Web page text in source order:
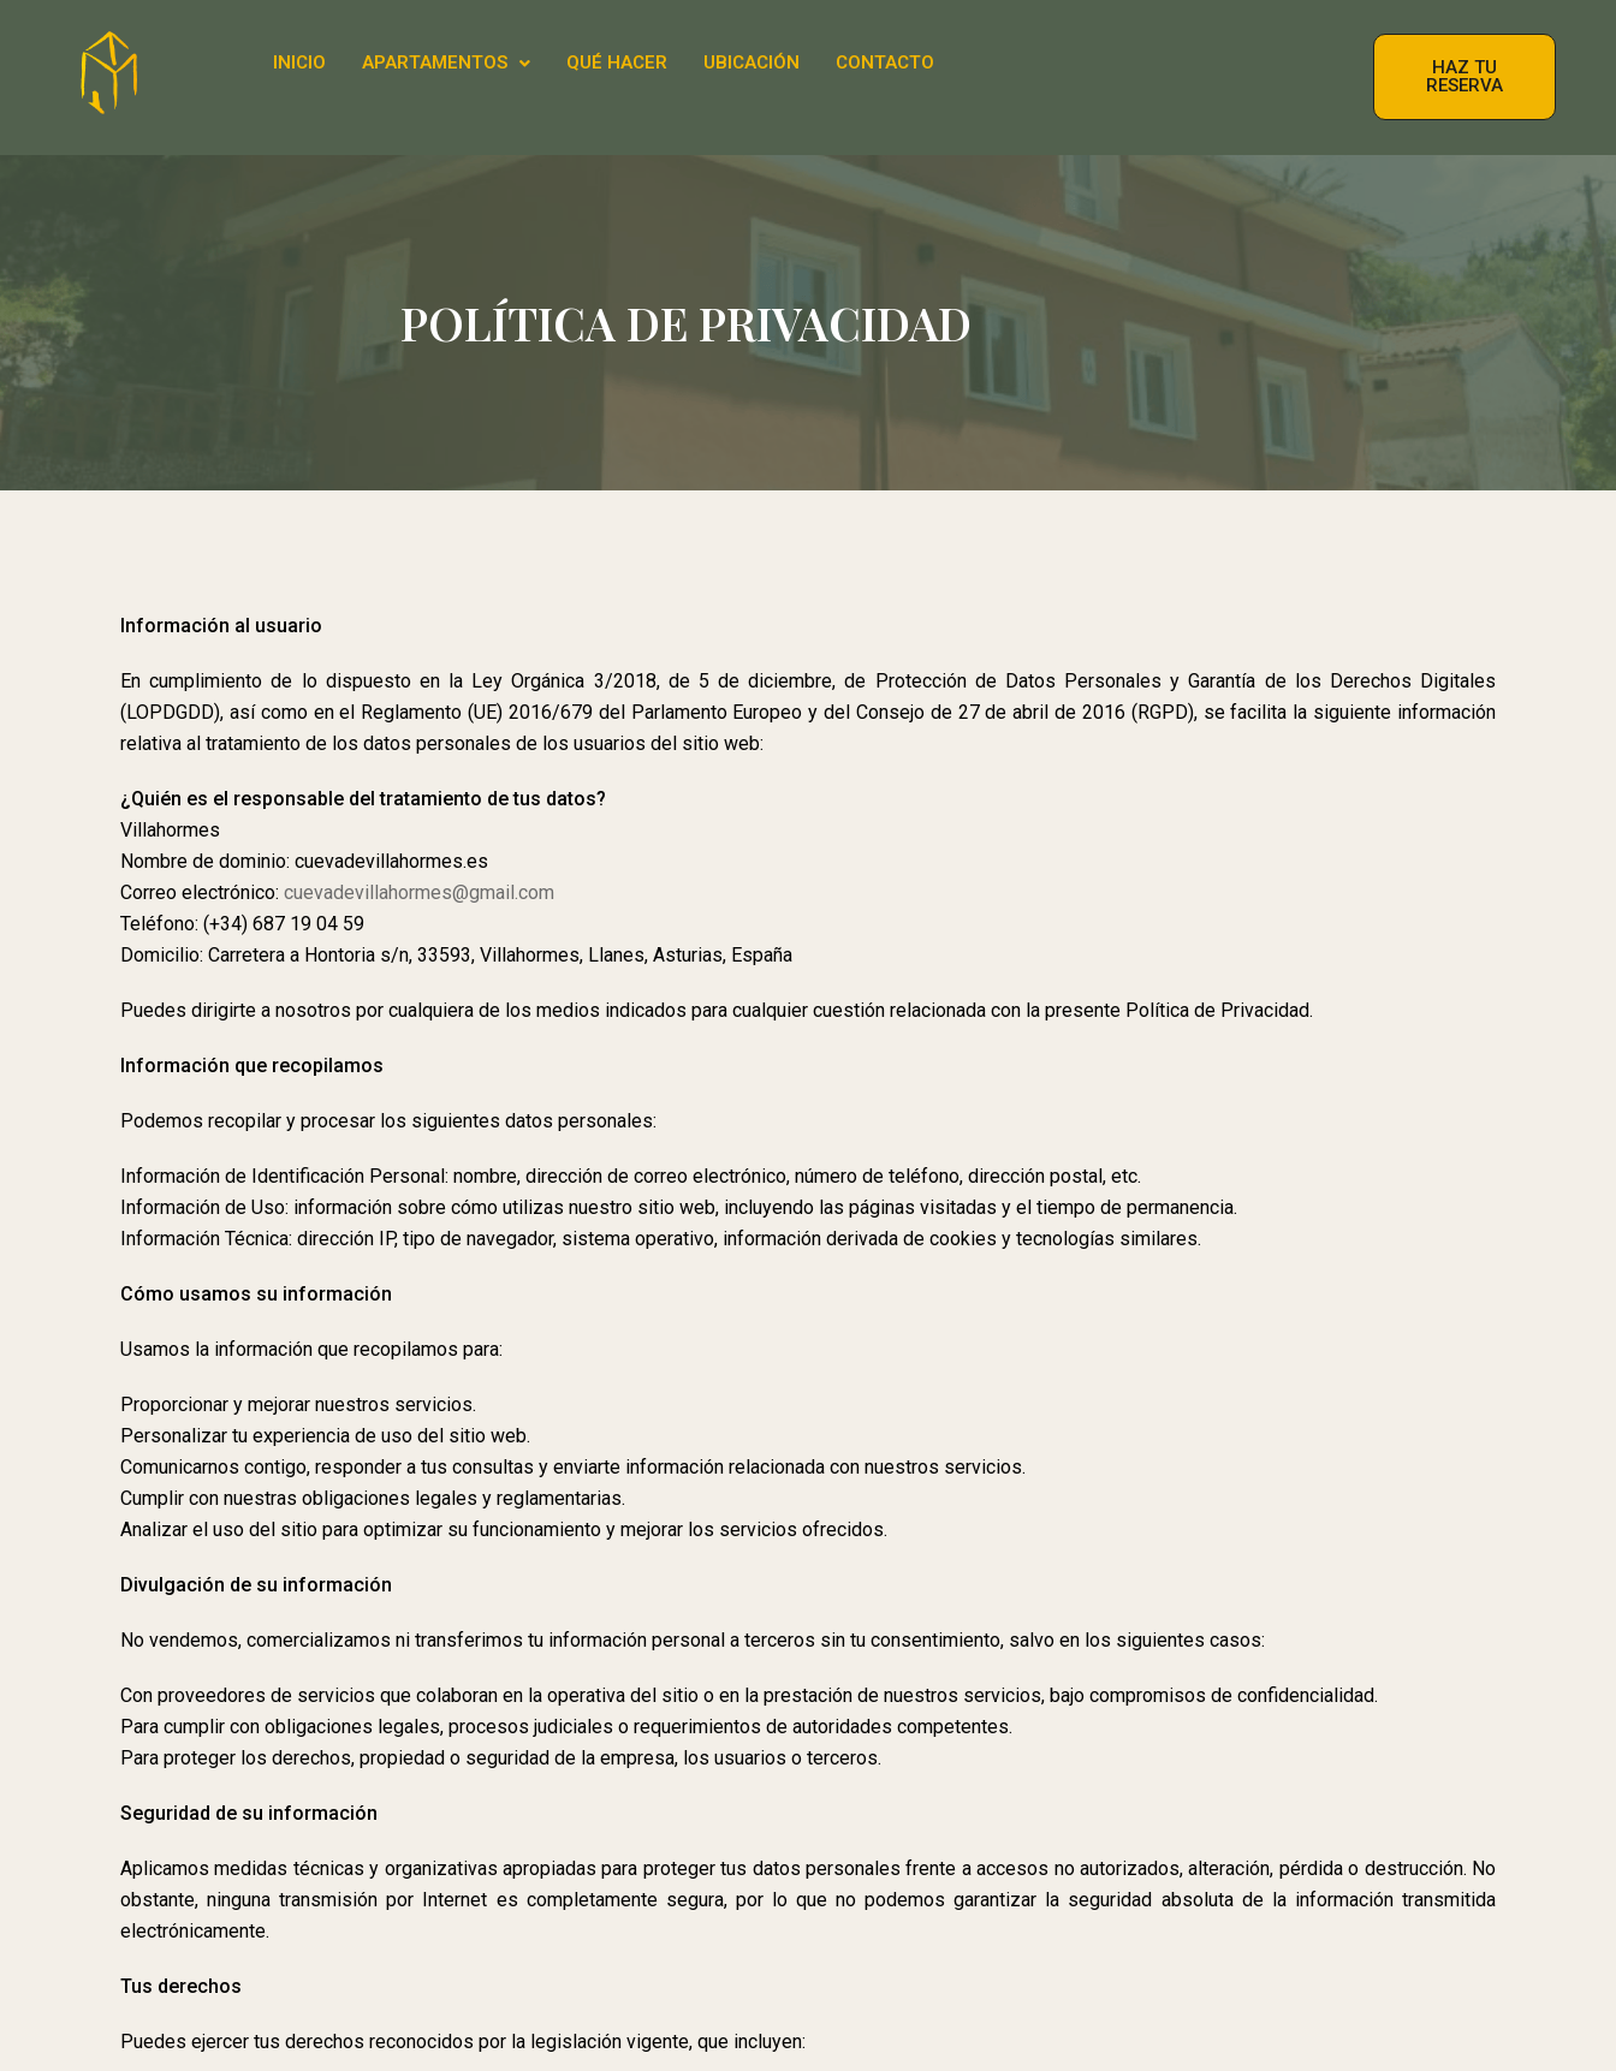
INICIO APARTAMENTOS QUÉ HACER UBICACIÓN CONTACTO
HAZ TU
RESERVA
POLÍTICA DE PRIVACIDAD
Información al usuario
En cumplimiento de lo dispuesto en la Ley Orgánica 3/2018, de 5 de diciembre, de Protección de Datos Personales y Garantía de los Derechos Digitales
(LOPDGDD), así como en el Reglamento (UE) 2016/679 del Parlamento Europeo y del Consejo de 27 de abril de 2016 (RGPD), se facilita la siguiente información
relativa al tratamiento de los datos personales de los usuarios del sitio web:
¿Quién es el responsable del tratamiento de tus datos?
Villahormes
Nombre de dominio: cuevadevillahormes.es
Correo electrónico: cuevadevillahormes@gmail.com
Teléfono: (+34) 687 19 04 59
Domicilio: Carretera a Hontoria s/n, 33593, Villahormes, Llanes, Asturias, España
Puedes dirigirte a nosotros por cualquiera de los medios indicados para cualquier cuestión relacionada con la presente Política de Privacidad.
Información que recopilamos
Podemos recopilar y procesar los siguientes datos personales:
Información de Identificación Personal: nombre, dirección de correo electrónico, número de teléfono, dirección postal, etc.
Información de Uso: información sobre cómo utilizas nuestro sitio web, incluyendo las páginas visitadas y el tiempo de permanencia.
Información Técnica: dirección IP, tipo de navegador, sistema operativo, información derivada de cookies y tecnologías similares.
Cómo usamos su información
Usamos la información que recopilamos para:
Proporcionar y mejorar nuestros servicios.
Personalizar tu experiencia de uso del sitio web.
Comunicarnos contigo, responder a tus consultas y enviarte información relacionada con nuestros servicios.
Cumplir con nuestras obligaciones legales y reglamentarias.
Analizar el uso del sitio para optimizar su funcionamiento y mejorar los servicios ofrecidos.
Divulgación de su información
No vendemos, comercializamos ni transferimos tu información personal a terceros sin tu consentimiento, salvo en los siguientes casos:
Con proveedores de servicios que colaboran en la operativa del sitio o en la prestación de nuestros servicios, bajo compromisos de confidencialidad.
Para cumplir con obligaciones legales, procesos judiciales o requerimientos de autoridades competentes.
Para proteger los derechos, propiedad o seguridad de la empresa, los usuarios o terceros.
Seguridad de su información
Aplicamos medidas técnicas y organizativas apropiadas para proteger tus datos personales frente a accesos no autorizados, alteración, pérdida o destrucción. No
obstante, ninguna transmisión por Internet es completamente segura, por lo que no podemos garantizar la seguridad absoluta de la información transmitida
electrónicamente.
Tus derechos
Puedes ejercer tus derechos reconocidos por la legislación vigente, que incluyen: